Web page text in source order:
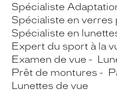
Spécialiste
Spécialiste en verres
Spécialiste en
Expert du sport à la
Examen de vue
Prêt de montures
Lunettes de vue